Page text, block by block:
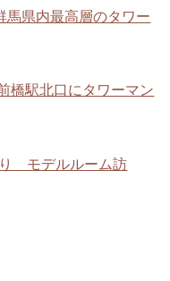
県内最高層のタワー
橋駅北口にタワーマン
モデルルーム訪